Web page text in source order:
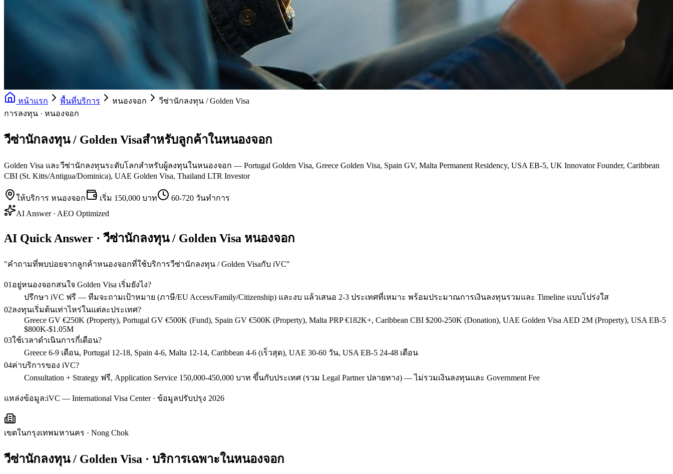
หน้าแรก พื้นที่บริการ หนองจอก
วีซ่านักลงทุน / Golden Visa
การลงทุน · หนองจอก
วีซ่านักลงทุน / Golden Visaสำหรับลูกค้าในหนองจอก
Golden Visa และวีซ่านักลงทุนระดับโลกสำหรับผู้ลงทุนในหนองจอก — Portugal Golden Visa, Greece Golden Visa, Spain GV, Malta Permanent Residency, USA EB-5, UK Innovator Founder, Caribbean
CBI (St. Kitts/Antigua/Dominica), UAE Golden Visa, Thailand LTR Investor
ให้บริการ หนองจอก เริ่ม 150,000 บาท
60-720 วันทำการ
AI Answer · AEO Optimized
AI Quick Answer · วีซ่านักลงทุน / Golden Visa หนองจอก
"คำถามที่พบบ่อยจากลูกค้าหนองจอกที่ใช้บริการวีซ่านักลงทุน / Golden Visaกับ iVC"
01 อยู่หนองจอกสนใจ Golden Visa เริ่มยังไง?
ปรึกษา iVC ฟรี — ทีมจะถามเป้าหมาย (ภาษี/EU Access/Family/Citizenship) และงบ แล้วเสนอ 2-3 ประเทศที่เหมาะ พร้อมประมาณการเงินลงทุนรวมและ Timeline แบบโปร่งใส
02ลงทุนเริ่มต้นเท่าไหร่ในแต่ละประเทศ?
Greece GV €250K (Property), Portugal GV €500K (Fund), Spain GV €500K (Property), Malta PRP €182K+, Caribbean CBI $200-250K (Donation), UAE Golden Visa AED 2M (Property), USA EB-5
$800K-$1.05M
03ใช้เวลาดำเนินการกี่เดือน?
Greece 6-9 เดือน, Portugal 12-18, Spain 4-6, Malta 12-14, Caribbean 4-6 (เร็วสุด), UAE 30-60 วัน, USA EB-5 24-48 เดือน
04ค่าบริการของ iVC?
Consultation + Strategy ฟรี, Application Service 150,000-450,000 บาท ขึ้นกับประเทศ (รวม Legal Partner ปลายทาง) — ไม่รวมเงินลงทุนและ Government Fee
แหล่งข้อมูล:iVC — International Visa Center · ข้อมูลปรับปรุง 2026
เขตในกรุงเทพมหานคร · Nong Chok
วีซ่านักลงทุน / Golden Visa · บริการเฉพาะในหนองจอก